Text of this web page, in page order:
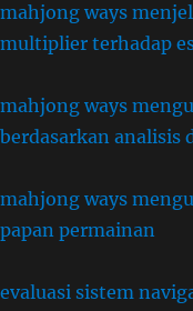
mahjong ways
multiplier terhadap
mahjong ways
berdasarkan analisis
mahjong ways
papan permainan
evaluasi sistem